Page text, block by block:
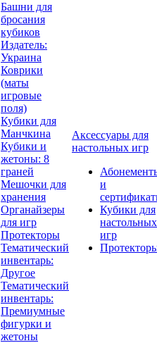
Башни для
бросания
кубиков
Издатель:
Украина
Коврики
(маты
игровые
поля)
Кубики для
Манчкина
Кубики и
жетоны: 8
граней
Мешочки для
хранения
Органайзеры
для игр
Протекторы
Тематический
инвентарь:
Другое
Тематический
инвентарь:
Премиумные
фигурки и
жетоны
Аксессуары для
настольных игр
и
Кубики для
настольных
игр